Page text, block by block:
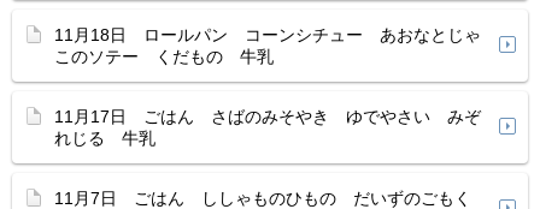
11月18日 ロールパン コーンシチュー あおなとじゃ
このソテー くだもの 牛乳
11月17日 ごはん さばのみそやき ゆでやさい みぞ
れじる 牛乳
11月7日 ごはん ししゃものひもの だいずのごもく